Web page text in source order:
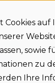
Cookies
sowie
zu
Ihre